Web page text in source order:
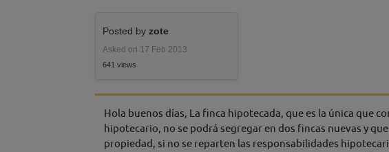
Posted by zote
Asked on 17 Feb 2013
641 views
Hola buenos días, La finca hipotecada, que es la única que
hipotecario, no se podrá segregar en dos fincas nuevas y
propiedad, si no se reparten las responsabilidades